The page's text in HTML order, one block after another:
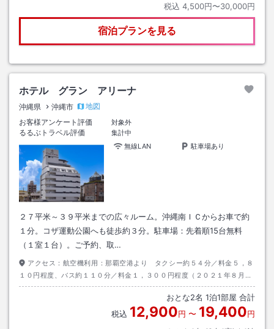
税込 4,500円〜30,000円
宿泊プランを見る
ホテル グラン アリーナ
沖縄県 沖縄市
地図
お客様アンケート評価
対象外
るるぶトラベル評価
集計中
無線LAN
駐車場あり
２７平米～３９平米までの広々ルーム。沖縄南ＩＣからお車で約
１分。コザ運動公園へも徒歩約３分。駐車場：先着順15台無料
（１室１台）。ご予約、取…
アクセス： 航空機利用：那覇空港より タクシー約５４分／料金５，８
１０円程度、バス約１１０分／料金１，３００円程度（２０２１年８月現
在）、お車利用：沖縄自動車道「沖縄南Ｉ．Ｃ」より
おとな2名 1泊1部屋 合計
税込 12,900円 〜 19,400円